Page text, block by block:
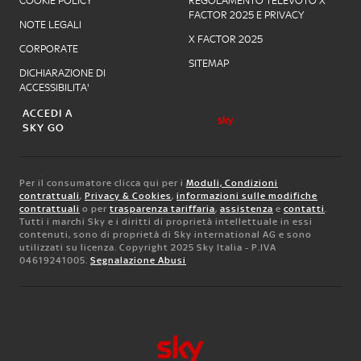
NOTE LEGALI
CORPORATE
DICHIARAZIONE DI
ACCESSIBILITA'
FACTOR 2025 E PRIVACY
X FACTOR 2025
SITEMAP
ACCEDI A
SKY GO
Per il consumatore clicca qui per i Moduli, Condizioni
contrattuali, Privacy & Cookies, informazioni sulle modifiche
contrattuali o per trasparenza tariffaria, assistenza e contatti.
Tutti i marchi Sky e i diritti di proprietà intellettuale in essi
contenuti, sono di proprietà di Sky international AG e sono
utilizzati su licenza. Copyright 2025 Sky Italia - P.IVA
04619241005. Segnalazione Abusi